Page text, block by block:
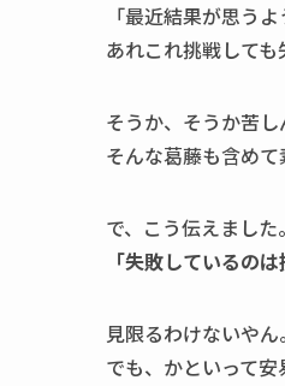
「最近結果が思う
あれこれ挑戦して
そうか、そうか苦
そんな葛藤も含め
で、こう伝えました。
「失敗しているの
見限るわけないやん。
でも、かといって安